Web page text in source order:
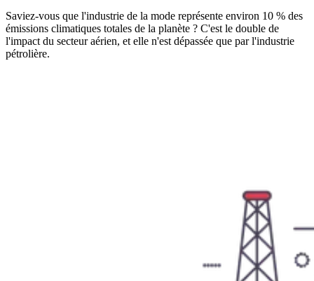
Saviez-vous que l'industrie de la mode représente environ 10 % des
émissions climatiques totales de la planète ? C'est le double de
l'impact du secteur aérien, et elle n'est dépassée que par l'industrie
pétrolière.